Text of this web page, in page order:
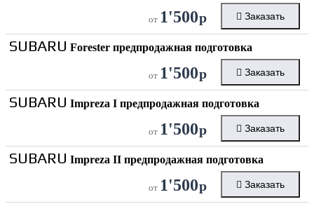
от 1'500р Заказать
SUBARU Forester предпродажная подготовка
от 1'500р Заказать
SUBARU Impreza I предпродажная подготовка
от 1'500р Заказать
SUBARU Impreza II предпродажная подготовка
от 1'500р Заказать